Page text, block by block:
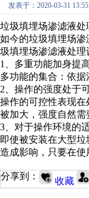
发表于：2020-03-31
垃圾填埋场渗滤液
如今的垃圾填埋场
圾填埋场渗滤液处理
1、多重功能加身提
多功能的集合：依
2、操作的强度处于
操作的可控性表现
被加大，强度自然
3、对于操作环境的
即使被安装在大型
造成影响，只要在使
分享到： 收藏